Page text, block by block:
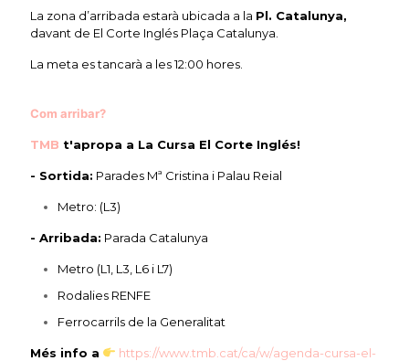
La zona d’arribada estarà ubicada a la Pl. Catalunya,
davant de El Corte Inglés Plaça Catalunya.
La meta es tancarà a les 12:00 hores.
Com arribar?
TMB t'apropa a La Cursa El Corte Inglés!
- Sortida: Parades Mª Cristina i Palau Reial
Metro: (L3)
- Arribada: Parada Catalunya
Metro (L1, L3, L6 i L7)
Rodalies RENFE
Ferrocarrils de la Generalitat
Més info a https://www.tmb.cat/ca/w/agenda-cursa-el-